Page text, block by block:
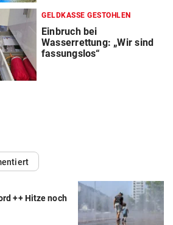
GELDKASSE GESTOHLEN
Einbruch bei
Wasserrettung: „Wir sind
fassungslos“
++ Hitze noch